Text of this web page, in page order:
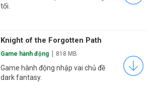
tối.
Knight of the Forgotten Path
Game hành động 818 MB
Game hành động nhập vai chủ đề
dark fantasy.